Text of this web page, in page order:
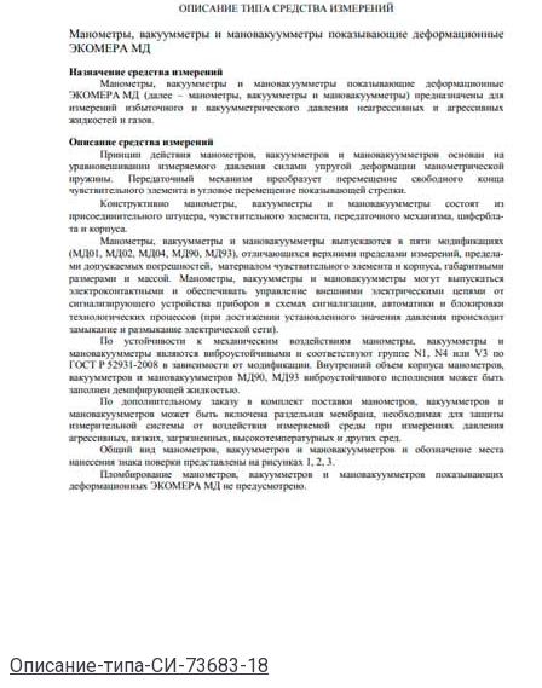
Описание-типа-СИ-73683-18